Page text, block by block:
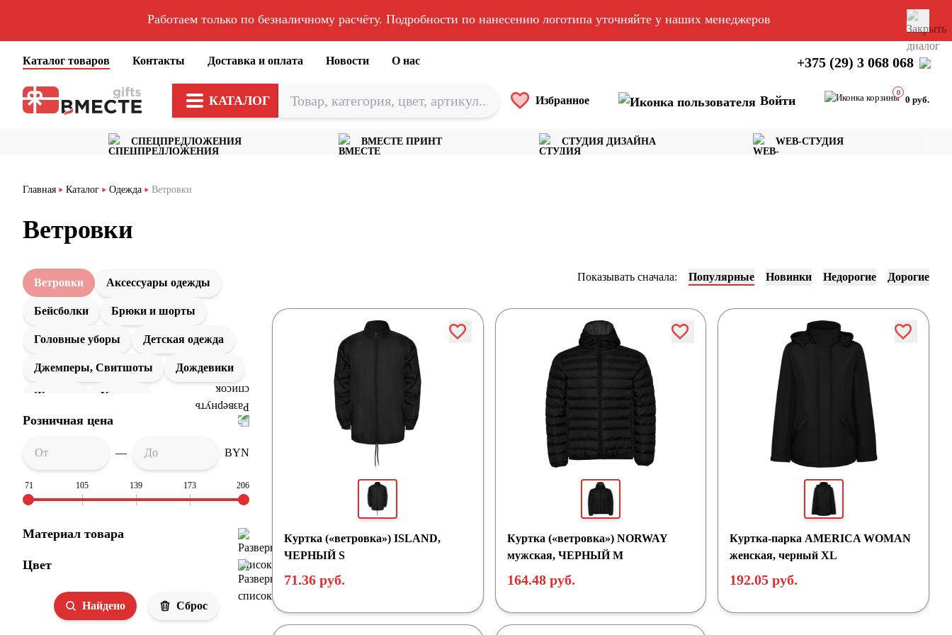
Работаем только по безналичному расчёту. Подробности по нанесению логотипа уточняйте у наших менеджеров
Каталог товаров Контакты Доставка и оплата Новости О нас +375 (29) 3 068 068
КАТАЛОГ Избранное Войти
0
0 руб.
СПЕЦПРЕДЛОЖЕНИЯ ВМЕСТЕ ПРИНТ СТУДИЯ ДИЗАЙНА WEB-СТУДИЯ
Главная Каталог Одежда Ветровки
Ветровки
Аксессуары одежды
Бейсболки Брюки и шорты
Ветровки
Головные уборы Детская одежда
Джемперы, Свитшоты Дождевики
Жилеты Куртки
Офисные рубашки
Перчатки и варежки Рубашки поло
Спортивная одежда Толстовки
Футболки Шапки Шарфы
Розничная цена
— BYN
71 105 139 173 206
Материал товара
Цвет
Найдено Сброс
Показывать сначала: Популярные Новинки Недорогие Дорогие
Куртка («ветровка») ISLAND,
ЧЕРНЫЙ S
71.36 руб.
Куртка («ветровка») NORWAY
мужская, ЧЕРНЫЙ M
164.48 руб.
Куртка-парка AMERICA WOMAN
женская, черный XL
192.05 руб.